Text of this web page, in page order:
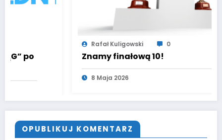
Rafał Kuligowski 0
Znamy finałową 10!
8 Maja 2026
OPUBLIKUJ KOMENTARZ